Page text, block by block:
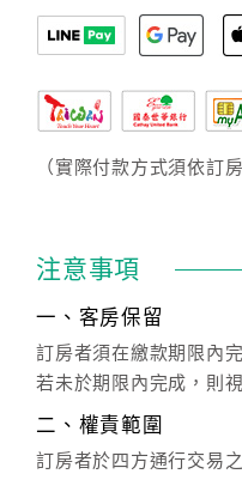
（實際付款方式須依訂
注意事項
一、客房保留
訂房者須在繳款期限內
若未於期限內完成，則
二、權責範圍
訂房者於四方通行交易